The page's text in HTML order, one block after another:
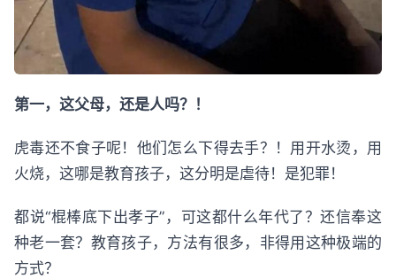
第一，这父母，还是人吗？！
虎毒还不食子呢！他们怎么下得去手？！用开水烫，用
火烧，这哪是教育孩子，这分明是虐待！是犯罪！
都说“棍棒底下出孝子”，可这都什么年代了？还信奉这
种老一套？教育孩子，方法有很多，非得用这种极端的
方式？